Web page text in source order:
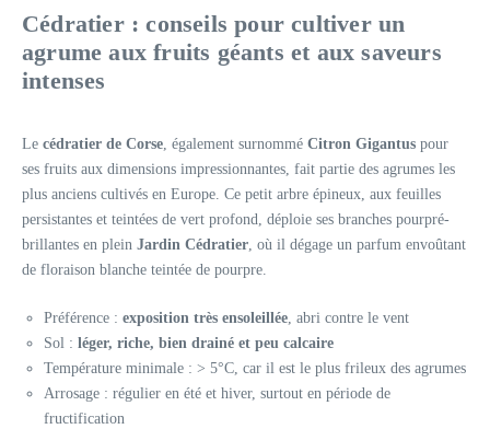
Cédratier : conseils pour cultiver un
agrume aux fruits géants et aux saveurs
intenses
Le cédratier de Corse, également surnommé Citron Gigantus pour
ses fruits aux dimensions impressionnantes, fait partie des agrumes les
plus anciens cultivés en Europe. Ce petit arbre épineux, aux feuilles
persistantes et teintées de vert profond, déploie ses branches pourpré-
brillantes en plein Jardin Cédratier, où il dégage un parfum envoûtant
de floraison blanche teintée de pourpre.
Préférence : exposition très ensoleillée, abri contre le vent
Sol : léger, riche, bien drainé et peu calcaire
Température minimale : > 5°C, car il est le plus frileux des agrumes
Arrosage : régulier en été et hiver, surtout en période de
fructification